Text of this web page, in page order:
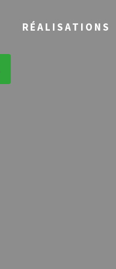
RÉALISATIONS